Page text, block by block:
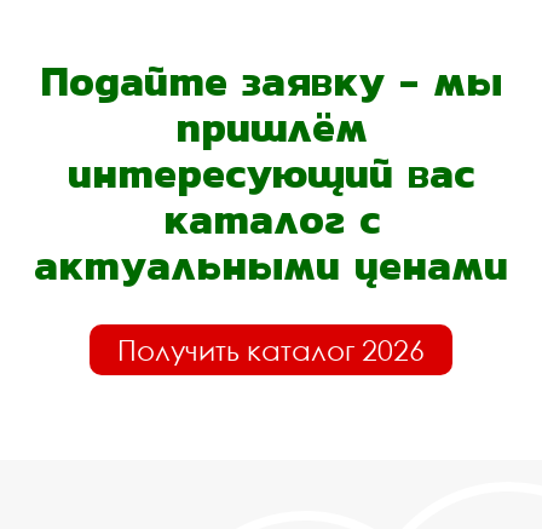
Подайте заявку - мы
пришлём
интересующий вас
каталог с
актуальными ценами
Получить каталог 2026